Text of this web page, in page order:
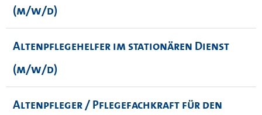
(m/w/d)
Altenpflegehelfer im stationären Dienst
(m/w/d)
Altenpfleger / Pflegefachkraft für den